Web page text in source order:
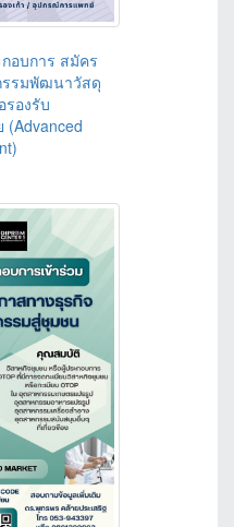
อบการ สมัคร
รรมพัฒนาวัสดุ
รองรับ
(Advanced